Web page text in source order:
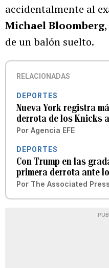
accidentalmente al
Michael Bloomberg
de un balón suelto.
RELACIONADAS
DEPORTES
Nueva York registra
derrota de los Knicks
Por Agencia EFE
DEPORTES
Con Trump en las
primera derrota ante
Por The Associated Press